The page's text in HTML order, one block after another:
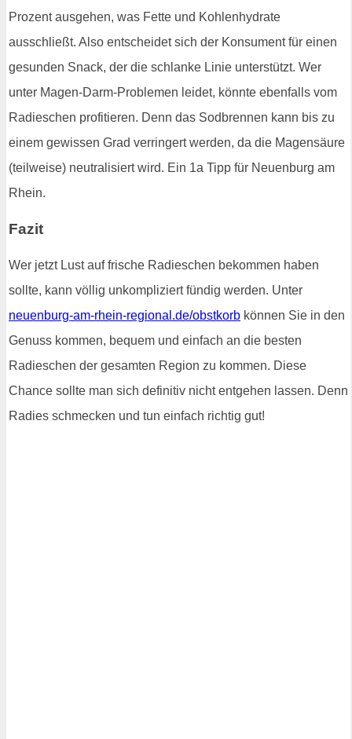
Prozent ausgehen, was Fette und Kohlenhydrate
ausschließt. Also entscheidet sich der Konsument für einen
gesunden Snack, der die schlanke Linie unterstützt. Wer
unter Magen-Darm-Problemen leidet, könnte ebenfalls vom
Radieschen profitieren. Denn das Sodbrennen kann bis zu
einem gewissen Grad verringert werden, da die Magensäure
(teilweise) neutralisiert wird. Ein 1a Tipp für Neuenburg am
Rhein.
Fazit
Wer jetzt Lust auf frische Radieschen bekommen haben
sollte, kann völlig unkompliziert fündig werden. Unter
neuenburg-am-rhein-regional.de/obstkorb können Sie in den
Genuss kommen, bequem und einfach an die besten
Radieschen der gesamten Region zu kommen. Diese
Chance sollte man sich definitiv nicht entgehen lassen. Denn
Radies schmecken und tun einfach richtig gut!